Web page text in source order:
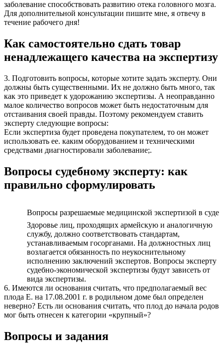
заболевание способствовать развитию отека головного мозга.
Для дополнительной консультации пишите мне, я отвечу в
течение рабочего дня!
Как самостоятельно сдать товар
ненадлежащего качества на экспертизу
3. Подготовить вопросы, которые хотите задать эксперту. Они
должны быть существенными. Их не должно быть много, так
как это приведет к удорожанию экспертизы. А неоправданно
малое количество вопросов может быть недостаточным для
отстаивания своей правды. Поэтому рекомендуем ставить
эксперту следующие вопросы:
Если экспертиза будет проведена покупателем, то он может
использовать ее. каким оборудованием и техническими
средствами диагностировали заболевание;.
Вопросы судебному эксперту: как
правильно сформулировать
Вопросы разрешаемые медицинской экспертизой в суде
Здоровье лиц, проходящих армейскую и аналогичную
службу, должно соответствовать стандартам,
устанавливаемым госорганами. На должностных лиц
возлагается обязанность по неукоснительному
исполнению заключений экспертов. Вопросы эксперту
судебно-экономической экспертизы будут зависеть от
вида экспертизы.
6. Имеются ли основания считать, что предполагаемый вес
плода Е. на 17.08.2001 г. в родильном доме был определен
неверно? Есть ли основания считать, что плод до начала родов
мог быть отнесен к категории «крупный»?
Вопросы и задания